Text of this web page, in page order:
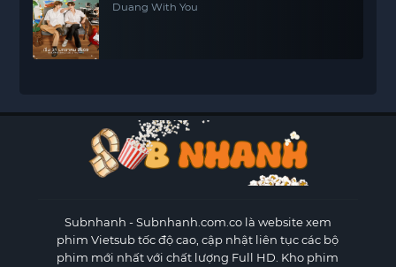
Duang With You
Subnhanh - Subnhanh.com.co là website xem
phim Vietsub tốc độ cao, cập nhật liên tục các bộ
phim mới nhất với chất lượng Full HD. Kho phim